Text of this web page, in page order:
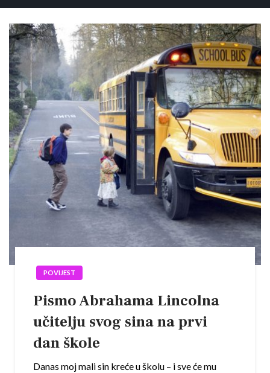
POVIJEST
Pismo Abrahama Lincolna
učitelju svog sina na prvi
dan škole
Danas moj mali sin kreće u školu – i sve će mu